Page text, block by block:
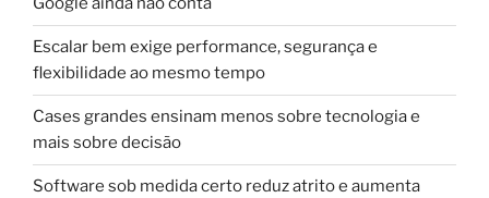
Escalar bem exige performance, segurança e
flexibilidade ao mesmo tempo
Cases grandes ensinam menos sobre tecnologia e
mais sobre decisão
Software sob medida certo reduz atrito e aumenta